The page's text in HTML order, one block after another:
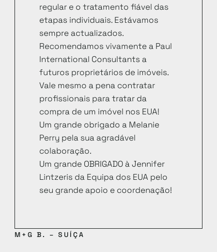
regular e o tratamento fiável das
etapas individuais. Estávamos
sempre actualizados.
Recomendamos vivamente a Paul
International Consultants a
futuros proprietários de imóveis.
Vale mesmo a pena contratar
profissionais para tratar da
compra de um imóvel nos EUA!
Um grande obrigado a Melanie
Perry pela sua agradável
colaboração.
Um grande OBRIGADO à Jennifer
Lintzeris da Equipa dos EUA pelo
seu grande apoio e coordenação!
M+G B. – SUÍÇA